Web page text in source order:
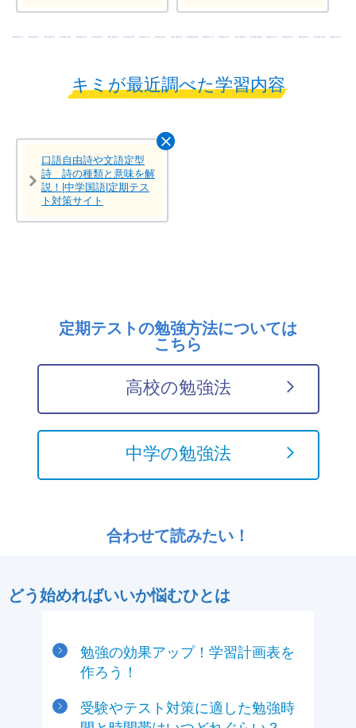
キミが最近調べた学習内容
口語自由詩や文語定型
詩 詩の種類と意味を解
説！|中学国語|定期テス
ト対策サイト
定期テストの勉強方法については
こちら
高校の勉強法
中学の勉強法
合わせて読みたい！
どう始めればいいか悩むひとは
勉強の効果アップ！学習計画表を
作ろう！
受験やテスト対策に適した勉強時